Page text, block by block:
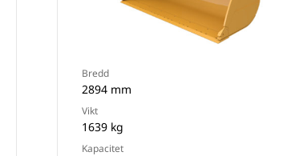
Bredd
2894 mm
Vikt
1639 kg
Kapacitet